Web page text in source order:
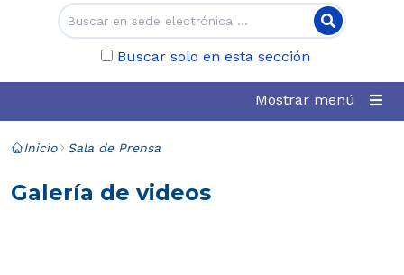
Buscar solo en esta sección
Mostrar menú
Inicio Sala de Prensa
Galería de videos